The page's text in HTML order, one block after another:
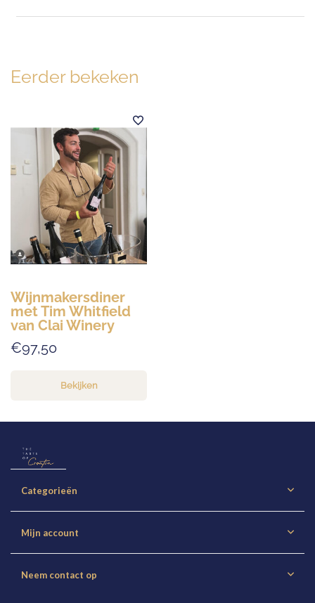
Eerder bekeken
Wijnmakersdiner
met Tim Whitfield
van Clai Winery
€97,50
Bekijken
Categorieën
Mijn account
Neem contact op